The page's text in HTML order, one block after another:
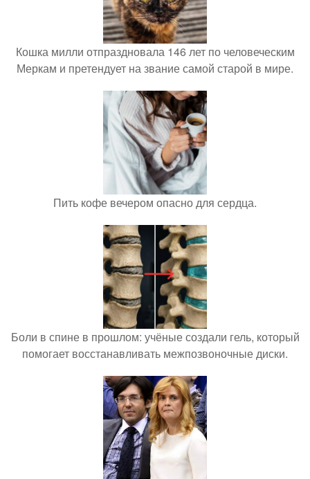
Кошка милли отпраздновала 146 лет по человеческим
Меркам и претендует на звание самой старой в мире.
Пить кофе вечером опасно для сердца.
Боли в спине в прошлом: учёные создали гель, который
помогает восстанавливать межпозвоночные диски.